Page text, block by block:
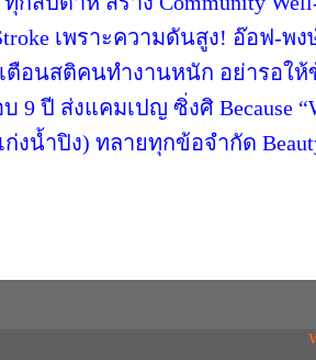
เพราะความดันสูง! อ๊อฟ-
เตือนสติคนทำงานหนัก อย่ารอใ
9 ปี ส่งแคมเปญ ซิ่งศิ Because
ก่งน้ำปิง) ทลายทุกข้อจำกัด